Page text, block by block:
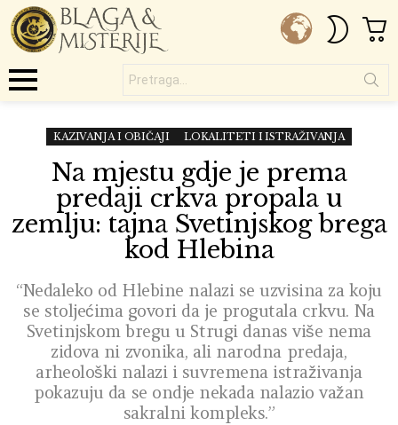
SKIN
KAZIVANJA I OBIČAJI LOKALITETI I ISTRAŽIVANJA
Na mjestu gdje je prema
predaji crkva propala u
zemlju: tajna Svetinjskog brega
kod Hlebina
“Nedaleko od Hlebine nalazi se uzvisina za koju
se stoljećima govori da je progutala crkvu. Na
Svetinjskom bregu u Strugi danas više nema
zidova ni zvonika, ali narodna predaja,
arheološki nalazi i suvremena istraživanja
pokazuju da se ondje nekada nalazio važan
sakralni kompleks.”